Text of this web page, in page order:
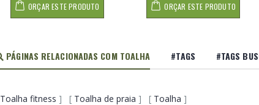
ORÇAR ESTE PRODUTO ORÇAR ESTE PRODUTO
PÁGINAS RELACIONADAS COM TOALHA #TAGS #TAGS
Toalha fitness ] [ Toalha de praia ] [ Toalha ]